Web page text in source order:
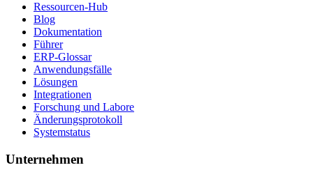
Ressourcen-Hub
Blog
Dokumentation
Führer
ERP-Glossar
Anwendungsfälle
Lösungen
Integrationen
Forschung und Labore
Änderungsprotokoll
Systemstatus
Unternehmen